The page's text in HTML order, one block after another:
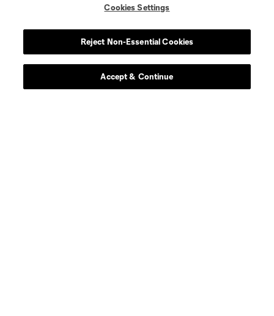
Cookies Settings
Reject Non-Essential Cookies
Accept & Continue